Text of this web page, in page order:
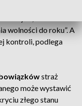
wolności do roku”. A
kontroli, podlega
straż
może wystawić
złego stanu